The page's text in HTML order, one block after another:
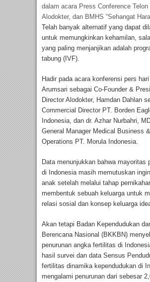
dalam acara Press Conference Telon
Alodokter, dan BMHS “Sehangat
Telah banyak alternatif yang dapat
untuk memungkinkan kehamilan,
yang paling menjanjikan adalah
tabung (IVF).
Hadir pada acara konferensi pers
Arumsari sebagai Co-Founder &
Director Alodokter, Hamdan Dahlan
Commercial Director PT. Borden
Indonesia, dan dr. Azhar Nurbahri,
General Manager Medical Business &
Operations PT. Morula Indonesia.
Data menunjukkan bahwa mayoritas
di Indonesia masih memutuskan
anak setelah melalui tahap
membentuk sebuah keluarga untuk
relasi sosial dan konsep keluarga
Akan tetapi Badan Kependudukan
Berencana Nasional (BKKBN)
penurunan angka fertilitas di
hasil survei dan data Sensus
fertilitas dinamika kependudukan di
mengalami penurunan dari sebesar